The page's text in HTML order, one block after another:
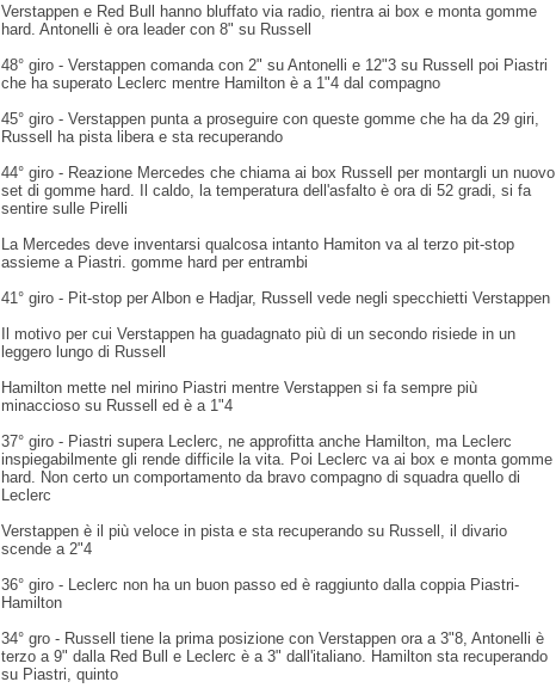
Verstappen e Red Bull hanno bluffato via radio, rientra ai box e monta gomme
hard. Antonelli è ora leader con 8" su Russell
48° giro - Verstappen comanda con 2" su Antonelli e 12"3 su Russell poi Piastri
che ha superato Leclerc mentre Hamilton è a 1"4 dal compagno
45° giro - Verstappen punta a proseguire con queste gomme che ha da 29 giri,
Russell ha pista libera e sta recuperando
44° giro - Reazione Mercedes che chiama ai box Russell per montargli un nuovo
set di gomme hard. Il caldo, la temperatura dell'asfalto è ora di 52 gradi, si fa
sentire sulle Pirelli
La Mercedes deve inventarsi qualcosa intanto Hamiton va al terzo pit-stop
assieme a Piastri. gomme hard per entrambi
41° giro - Pit-stop per Albon e Hadjar, Russell vede negli specchietti Verstappen
Il motivo per cui Verstappen ha guadagnato più di un secondo risiede in un
leggero lungo di Russell
Hamilton mette nel mirino Piastri mentre Verstappen si fa sempre più
minaccioso su Russell ed è a 1"4
37° giro - Piastri supera Leclerc, ne approfitta anche Hamilton, ma Leclerc
inspiegabilmente gli rende difficile la vita. Poi Leclerc va ai box e monta gomme
hard. Non certo un comportamento da bravo compagno di squadra quello di
Leclerc
Verstappen è il più veloce in pista e sta recuperando su Russell, il divario
scende a 2"4
36° giro - Leclerc non ha un buon passo ed è raggiunto dalla coppia Piastri-
Hamilton
34° gro - Russell tiene la prima posizione con Verstappen ora a 3"8, Antonelli è
terzo a 9" dalla Red Bull e Leclerc è a 3" dall'italiano. Hamilton sta recuperando
su Piastri, quinto